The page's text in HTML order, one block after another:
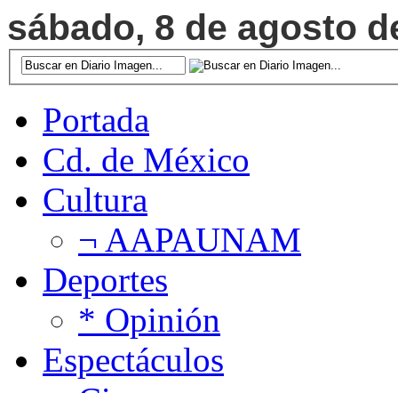
sábado, 8 de agosto
Portada
Cd. de México
Cultura
¬ AAPAUNAM
Deportes
* Opinión
Espectáculos